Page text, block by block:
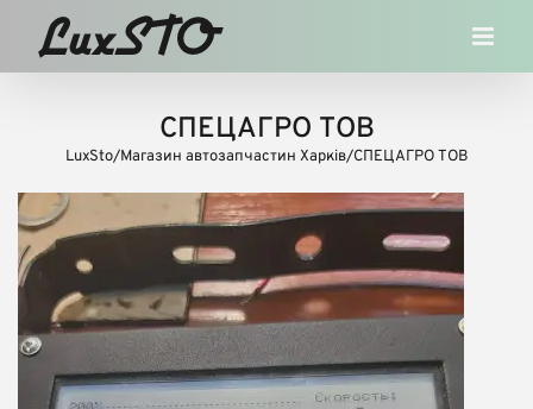
content
СПЕЦАГРО ТОВ
LuxSto/Магазин автозапчастин Харків/СПЕЦАГРО ТОВ